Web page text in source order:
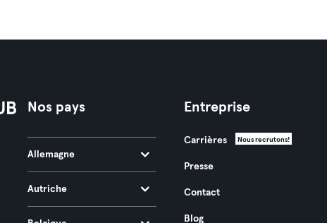
Nos pays
Allemagne
Autriche
Entreprise
Carrières Nous recrutons!
Presse
Contact
Blog